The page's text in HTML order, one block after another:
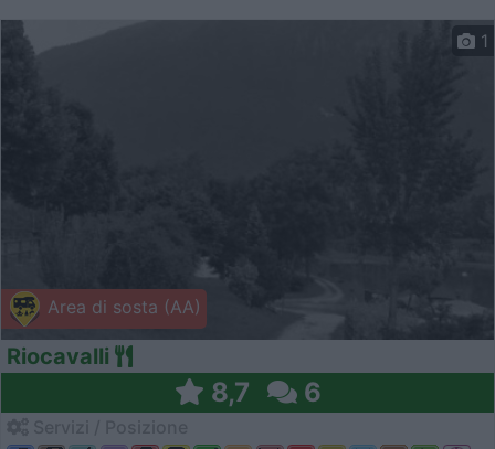
Area di sosta (AA)
1
Riocavalli
8,7 6